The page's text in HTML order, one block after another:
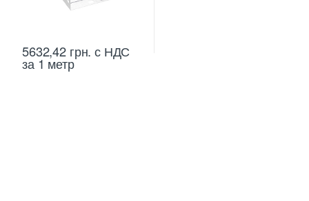
5632,42 грн. с НДС
за 1 метр